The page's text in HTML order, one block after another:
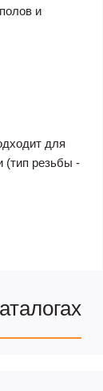
и
для
(тип резьбы -